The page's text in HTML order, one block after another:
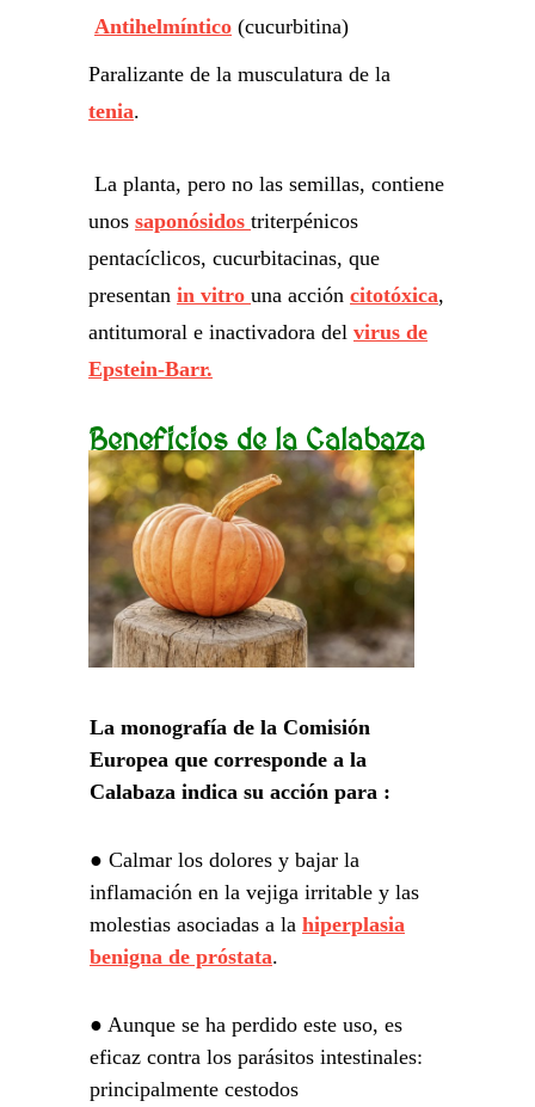
Antihelmíntico (cucurbitina)
Paralizante de la musculatura de la
tenia.
La planta, pero no las semillas, contiene
unos saponósidos triterpénicos
pentacíclicos, cucurbitacinas, que
presentan in vitro una acción citotóxica,
antitumoral e inactivadora del virus de
Epstein-Barr.
Beneficios de la Calabaza
La monografía de la Comisión
Europea que corresponde a la
Calabaza indica su acción para :
● Calmar los dolores y bajar la
inflamación en la vejiga irritable y las
molestias asociadas a la hiperplasia
benigna de próstata.
● Aunque se ha perdido este uso, es
eficaz contra los parásitos intestinales:
principalmente cestodos